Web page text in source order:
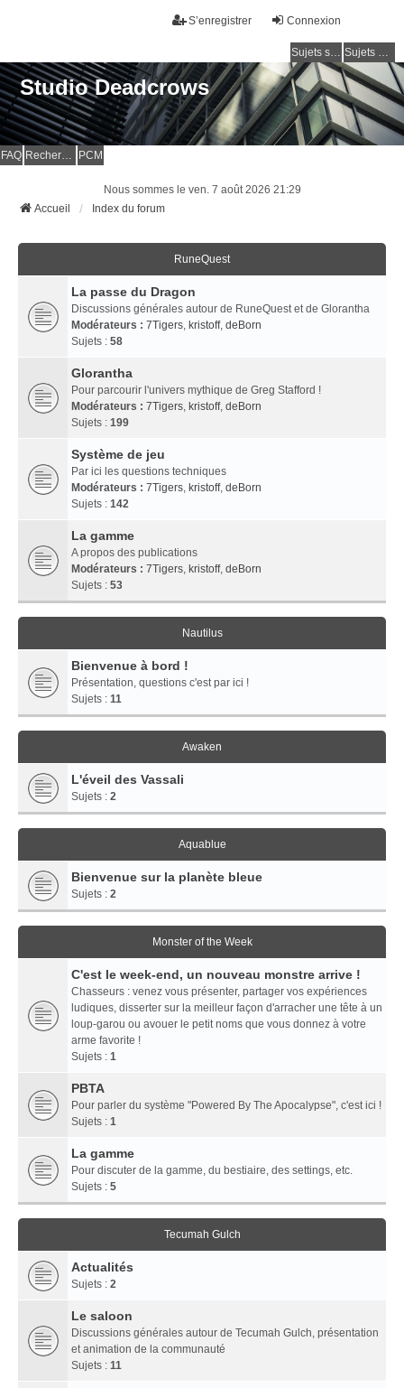
Connexion
S’enregistrer
Sujets sans réponse Sujets actifs
Studio Deadcrows
FAQ Rechercher PCM
Nous sommes le ven. 7 août 2026 21:29
Accueil
Index du forum
RuneQuest
La passe du Dragon
Discussions générales autour de RuneQuest et de Glorantha
Modérateurs : 7Tigers, kristoff, deBorn
Sujets : 58
Glorantha
Pour parcourir l'univers mythique de Greg Stafford !
Modérateurs : 7Tigers, kristoff, deBorn
Sujets : 199
Système de jeu
Par ici les questions techniques
Modérateurs : 7Tigers, kristoff, deBorn
Sujets : 142
La gamme
A propos des publications
Modérateurs : 7Tigers, kristoff, deBorn
Sujets : 53
Nautilus
Bienvenue à bord !
Présentation, questions c'est par ici !
Sujets : 11
Awaken
L'éveil des Vassali
Sujets : 2
Aquablue
Bienvenue sur la planète bleue
Sujets : 2
Monster of the Week
C'est le week-end, un nouveau monstre arrive !
Chasseurs : venez vous présenter, partager vos expériences
ludiques, disserter sur la meilleur façon d'arracher une tête à un
loup-garou ou avouer le petit noms que vous donnez à votre
arme favorite !
Sujets : 1
PBTA
Pour parler du système "Powered By The Apocalypse", c'est ici !
Sujets : 1
La gamme
Pour discuter de la gamme, du bestiaire, des settings, etc.
Sujets : 5
Tecumah Gulch
Actualités
Sujets : 2
Le saloon
Discussions générales autour de Tecumah Gulch, présentation
et animation de la communauté
Sujets : 11